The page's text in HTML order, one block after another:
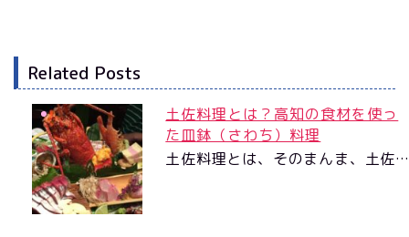
Related Posts
土佐料理とは？高知の食材を使っ
た皿鉢（さわち）料理
土佐料理とは、そのまんま、土佐